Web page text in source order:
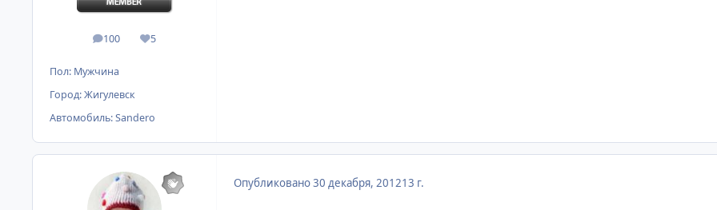
100
сообщения
5
Репутация
Пол: Мужчина
Город:Жигулевск
Автомобиль:Sandero
Опубликовано30 декабря, 201213 г.